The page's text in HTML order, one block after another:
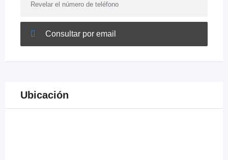
Revelar el número de teléfono
Consultar por email
Ubicación